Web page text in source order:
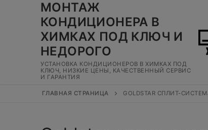
содержимому
МОНТАЖ
КОНДИЦИОНЕРА В
ХИМКАХ ПОД КЛЮЧ И
НЕДОРОГО
УСТАНОВКА КОНДИЦИОНЕРОВ В ХИМКАХ ПОД
КЛЮЧ, НИЗКИЕ ЦЕНЫ, КАЧЕСТВЕННЫЙ СЕРВИС
И ГАРАНТИЯ
ГЛАВНАЯ СТРАНИЦА GOLDSTAR СПЛИТ-